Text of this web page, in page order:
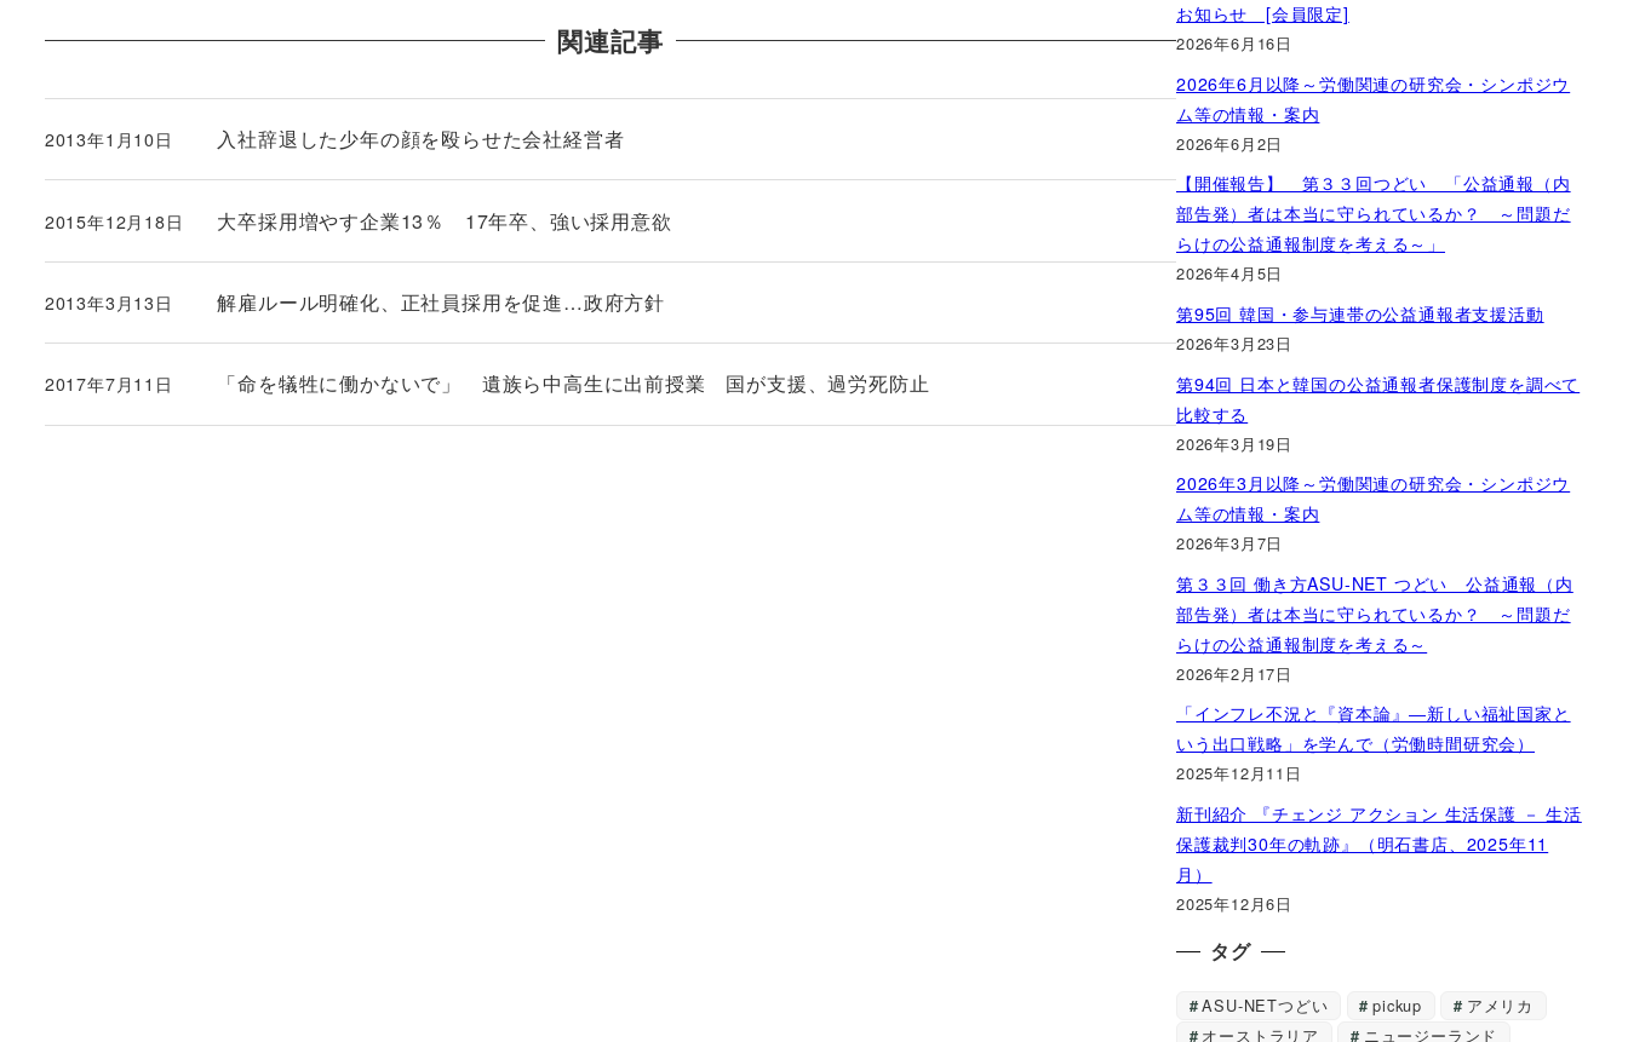
関連記事
入社辞退した少年の顔を殴らせた会社経営者
投稿日
2013年1月10日
大卒採用増やす企業13％ 17年卒、強い採用意欲
投稿日
2015年12月18日
解雇ルール明確化、正社員採用を促進…政府方針
投稿日
2013年3月13日
「命を犠牲に働かないで」 遺族ら中高生に出前授業 国が支援、過労死防止
投稿日
2017年7月11日
お知らせ [会員限定]
2026年6月16日
2026年6月以降～労働関連の研究会・シンポジウ
ム等の情報・案内
2026年6月2日
【開催報告】 第３３回つどい 「公益通報（内
部告発）者は本当に守られているか？ ～問題だ
らけの公益通報制度を考える～」
2026年4月5日
第95回 韓国・参与連帯の公益通報者支援活動
2026年3月23日
第94回 日本と韓国の公益通報者保護制度を調べて
比較する
2026年3月19日
2026年3月以降～労働関連の研究会・シンポジウ
ム等の情報・案内
2026年3月7日
第３３回 働き方ASU-NET つどい 公益通報（内
部告発）者は本当に守られているか？ ～問題だ
らけの公益通報制度を考える～
2026年2月17日
「インフレ不況と『資本論』―新しい福祉国家と
いう出口戦略」を学んで（労働時間研究会）
2025年12月11日
新刊紹介 『チェンジ アクション 生活保護 － 生活
保護裁判30年の軌跡』（明石書店、2025年11
月）
2025年12月6日
タグ
ASU-NETつどい pickup
アメリカ
オーストラリア
ニュージーランド